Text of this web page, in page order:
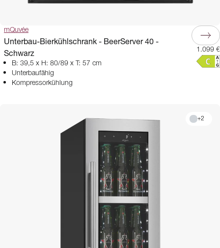
mQuvée
Unterbau-Bierkühlschrank - BeerServer 40 -
Schwarz
B: 39,5 x H: 80/89 x T: 57 cm
Unterbaufähig
Kompressorkühlung
1.099 €
+2